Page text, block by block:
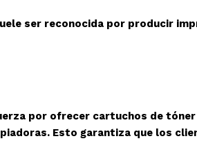
ser reconocida por producir
por ofrecer cartuchos de
Esto garantiza que los